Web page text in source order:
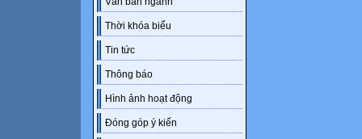
Thời khóa biểu
Tin tức
Thông báo
Hình ảnh hoạt động
Đóng góp ý kiến